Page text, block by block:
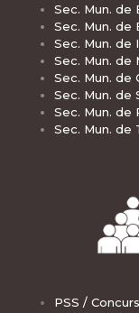
Sec. Mun. de
Sec. Mun. de
Sec. Mun. de
Sec. Mun. de
Sec. Mun. de
Sec. Mun. de
Sec. Mun. de
Sec. Mun. de
PSS /